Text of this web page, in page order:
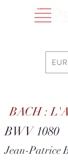
BACH :
BWV 1080
Jean-Patrice